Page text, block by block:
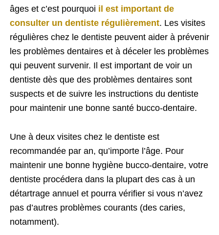
âges et c’est pourquoi il est important de
consulter un dentiste régulièrement. Les visites
régulières chez le dentiste peuvent aider à prévenir
les problèmes dentaires et à déceler les problèmes
qui peuvent survenir. Il est important de voir un
dentiste dès que des problèmes dentaires sont
suspects et de suivre les instructions du dentiste
pour maintenir une bonne santé bucco-dentaire.
Une à deux visites chez le dentiste est
recommandée par an, qu’importe l’âge. Pour
maintenir une bonne hygiène bucco-dentaire, votre
dentiste procédera dans la plupart des cas à un
détartrage annuel et pourra vérifier si vous n’avez
pas d’autres problèmes courants (des caries,
notamment).